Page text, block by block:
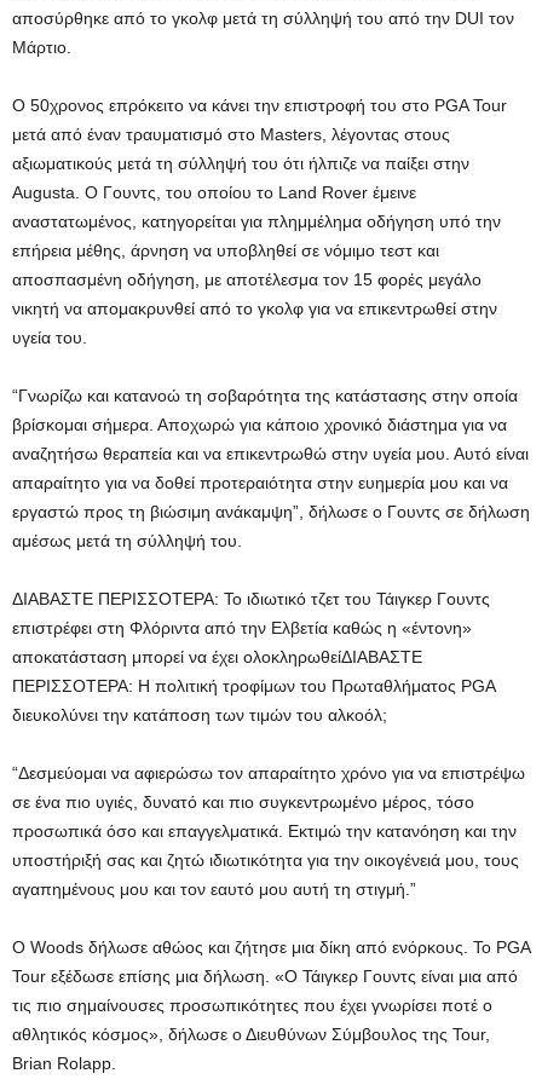
αποσύρθηκε από το γκολφ μετά τη σύλληψή του από την DUI τον
Μάρτιο.
Ο 50χρονος επρόκειτο να κάνει την επιστροφή του στο PGA Tour
μετά από έναν τραυματισμό στο Masters, λέγοντας στους
αξιωματικούς μετά τη σύλληψή του ότι ήλπιζε να παίξει στην
Augusta. Ο Γουντς, του οποίου το Land Rover έμεινε
αναστατωμένος, κατηγορείται για πλημμέλημα οδήγηση υπό την
επήρεια μέθης, άρνηση να υποβληθεί σε νόμιμο τεστ και
αποσπασμένη οδήγηση, με αποτέλεσμα τον 15 φορές μεγάλο
νικητή να απομακρυνθεί από το γκολφ για να επικεντρωθεί στην
υγεία του.
“Γνωρίζω και κατανοώ τη σοβαρότητα της κατάστασης στην οποία
βρίσκομαι σήμερα. Αποχωρώ για κάποιο χρονικό διάστημα για να
αναζητήσω θεραπεία και να επικεντρωθώ στην υγεία μου. Αυτό είναι
απαραίτητο για να δοθεί προτεραιότητα στην ευημερία μου και να
εργαστώ προς τη βιώσιμη ανάκαμψη”, δήλωσε ο Γουντς σε δήλωση
αμέσως μετά τη σύλληψή του.
ΔΙΑΒΑΣΤΕ ΠΕΡΙΣΣΟΤΕΡΑ: Το ιδιωτικό τζετ του Τάιγκερ Γουντς
επιστρέφει στη Φλόριντα από την Ελβετία καθώς η «έντονη»
αποκατάσταση μπορεί να έχει ολοκληρωθείΔΙΑΒΑΣΤΕ
ΠΕΡΙΣΣΟΤΕΡΑ: Η πολιτική τροφίμων του Πρωταθλήματος PGA
διευκολύνει την κατάποση των τιμών του αλκοόλ;
“Δεσμεύομαι να αφιερώσω τον απαραίτητο χρόνο για να επιστρέψω
σε ένα πιο υγιές, δυνατό και πιο συγκεντρωμένο μέρος, τόσο
προσωπικά όσο και επαγγελματικά. Εκτιμώ την κατανόηση και την
υποστήριξή σας και ζητώ ιδιωτικότητα για την οικογένειά μου, τους
αγαπημένους μου και τον εαυτό μου αυτή τη στιγμή.”
Ο Woods δήλωσε αθώος και ζήτησε μια δίκη από ενόρκους. Το PGA
Tour εξέδωσε επίσης μια δήλωση. «Ο Τάιγκερ Γουντς είναι μια από
τις πιο σημαίνουσες προσωπικότητες που έχει γνωρίσει ποτέ ο
αθλητικός κόσμος», δήλωσε ο Διευθύνων Σύμβουλος της Tour,
Brian Rolapp.